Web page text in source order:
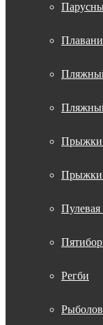
Прыжки
Прыжки
Пулевая
Регби